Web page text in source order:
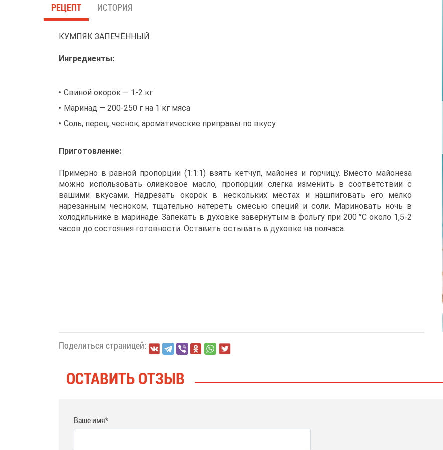
РЕЦЕПТ ИСТОРИЯ
КУМПЯК ЗАПЕЧЁННЫЙ
Ингредиенты:
Свиной окорок — 1-2 кг
Маринад — 200-250 г на 1 кг мяса
Соль, перец, чеснок, ароматические приправы по вкусу
Приготовление:
Примерно в равной пропорции (1:1:1) взять кетчуп, майонез и горчицу. Вместо майонеза
можно использовать оливковое масло, пропорции слегка изменить в соответствии с
вашими вкусами. Надрезать окорок в нескольких местах и нашпиговать его мелко
нарезанным чесноком, тщательно натереть смесью специй и соли. Мариновать ночь в
холодильнике в маринаде. Запекать в духовке завернутым в фольгу при 200 °С около 1,5-2
часов до состояния готовности. Оставить остывать в духовке на полчаса.
Поделиться страницей:
ОСТАВИТЬ ОТЗЫВ
Ваше имя*